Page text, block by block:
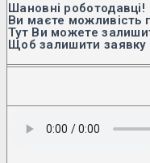
Шановні роботодавці!
Ви маєте можливість
Тут Ви можете
Щоб залишити заявку